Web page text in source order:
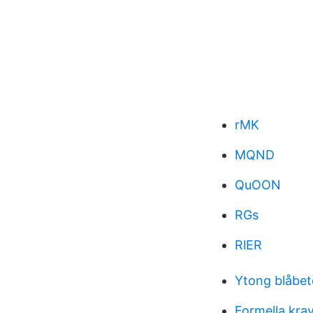
rMK
MQND
QuOON
RGs
RlER
Ytong